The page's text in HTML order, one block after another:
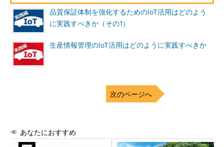
品質保証体制を強化するためのIoT活用はどのよう
に実践すべきか（その1）
生産情報管理のIoT活用はどのように実践すべきか
次のページへ
あなたにおすすめ